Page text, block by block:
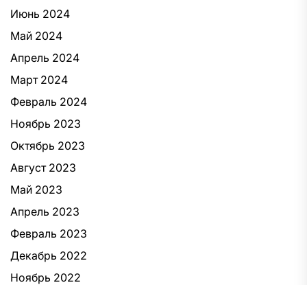
Июнь 2024
Май 2024
Апрель 2024
Март 2024
Февраль 2024
Ноябрь 2023
Октябрь 2023
Август 2023
Май 2023
Апрель 2023
Февраль 2023
Декабрь 2022
Ноябрь 2022